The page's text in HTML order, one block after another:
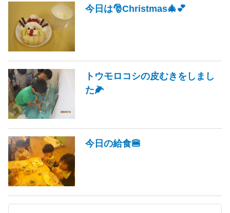
今日は🎅Christmas🎄💕
トウモロコシの皮むきをしまし
た🌽
今日の給食🍔